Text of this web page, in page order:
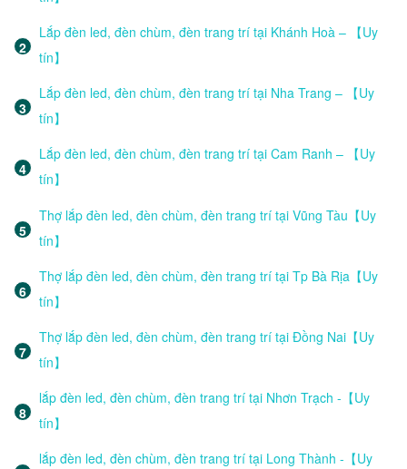
Lắp đèn led, đèn chùm, đèn trang trí tại Khánh Hoà – 【Uy
tín】
Lắp đèn led, đèn chùm, đèn trang trí tại Nha Trang – 【Uy
tín】
Lắp đèn led, đèn chùm, đèn trang trí tại Cam Ranh – 【Uy
tín】
Thợ lắp đèn led, đèn chùm, đèn trang trí tại Vũng Tàu【Uy
tín】
Thợ lắp đèn led, đèn chùm, đèn trang trí tại Tp Bà Rịa【Uy
tín】
Thợ lắp đèn led, đèn chùm, đèn trang trí tại Đồng Nai【Uy
tín】
lắp đèn led, đèn chùm, đèn trang trí tại Nhơn Trạch -【Uy
tín】
lắp đèn led, đèn chùm, đèn trang trí tại Long Thành -【Uy